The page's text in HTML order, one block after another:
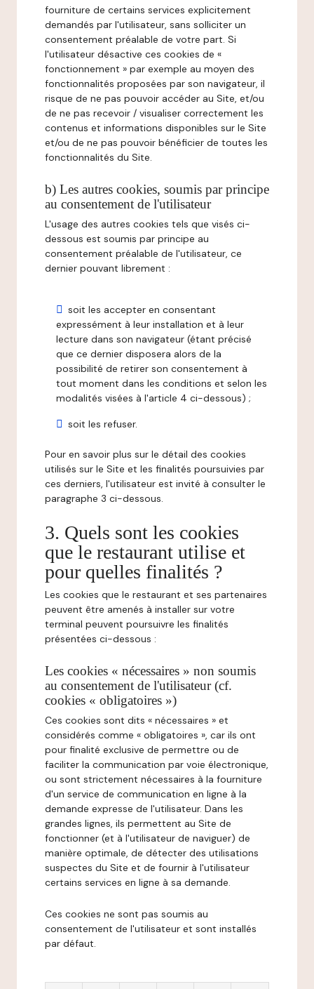
fourniture de certains services explicitement
demandés par l'utilisateur, sans solliciter un
consentement préalable de votre part. Si
l'utilisateur désactive ces cookies de «
fonctionnement » par exemple au moyen des
fonctionnalités proposées par son navigateur, il
risque de ne pas pouvoir accéder au Site, et/ou
de ne pas recevoir / visualiser correctement les
contenus et informations disponibles sur le Site
et/ou de ne pas pouvoir bénéficier de toutes les
fonctionnalités du Site.
b) Les autres cookies, soumis par principe
au consentement de l'utilisateur
L'usage des autres cookies tels que visés ci-
dessous est soumis par principe au
consentement préalable de l'utilisateur, ce
dernier pouvant librement :
soit les accepter en consentant
expressément à leur installation et à leur
lecture dans son navigateur (étant précisé
que ce dernier disposera alors de la
possibilité de retirer son consentement à
tout moment dans les conditions et selon les
modalités visées à l'article 4 ci-dessous) ;
soit les refuser.
Pour en savoir plus sur le détail des cookies
utilisés sur le Site et les finalités poursuivies par
ces derniers, l'utilisateur est invité à consulter le
paragraphe 3 ci-dessous.
3. Quels sont les cookies
que le restaurant utilise et
pour quelles finalités ?
Les cookies que le restaurant et ses partenaires
peuvent être amenés à installer sur votre
terminal peuvent poursuivre les finalités
présentées ci-dessous :
Les cookies « nécessaires » non soumis
au consentement de l'utilisateur (cf.
cookies « obligatoires »)
Ces cookies sont dits « nécessaires » et
considérés comme « obligatoires », car ils ont
pour finalité exclusive de permettre ou de
faciliter la communication par voie électronique,
ou sont strictement nécessaires à la fourniture
d'un service de communication en ligne à la
demande expresse de l'utilisateur. Dans les
grandes lignes, ils permettent au Site de
fonctionner (et à l'utilisateur de naviguer) de
manière optimale, de détecter des utilisations
suspectes du Site et de fournir à l'utilisateur
certains services en ligne à sa demande.
Ces cookies ne sont pas soumis au
consentement de l'utilisateur et sont installés
par défaut.